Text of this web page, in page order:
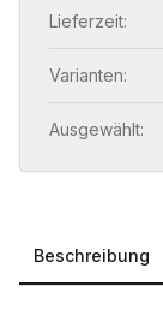
Lieferzeit:
Varianten:
Ausgewählt:
Beschreibung